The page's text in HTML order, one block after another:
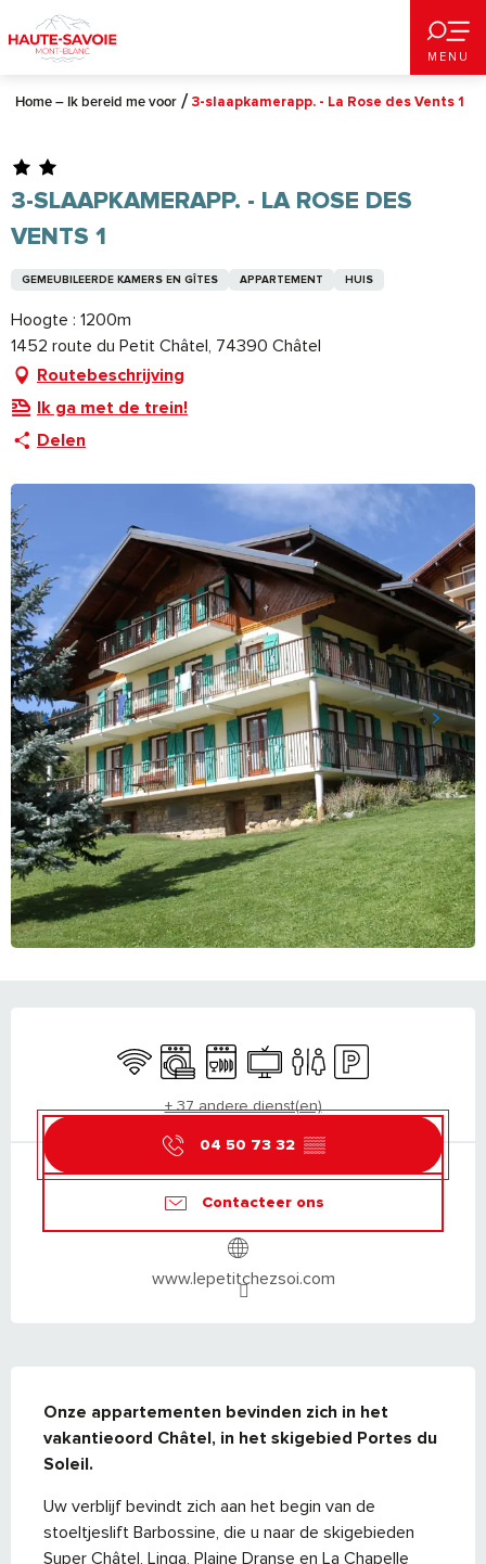
au
contenu
principal
MENU
Home – Ik bereid me voor 3-slaapkamerapp. - La Rose des Vents 1
3-SLAAPKAMERAPP. - LA ROSE DES
VENTS 1
GEMEUBILEERDE KAMERS EN GÎTES APPARTEMENT HUIS
Hoogte : 1200m
1452 route du Petit Châtel, 74390 Châtel
Routebeschrijving
Ik ga met de trein!
Delen
Wifi WasmachineVaatwassers
TelevisieToilettenParkeerplaats
+ 37 andere dienst(en)
04 50 73 32 ▒▒
Contacteer ons
www.lepetitchezsoi.com
Onze appartementen bevinden zich in het
vakantieoord Châtel, in het skigebied Portes du
Soleil.
Uw verblijf bevindt zich aan het begin van de
stoeltjeslift Barbossine, die u naar de skigebieden
Super Châtel, Linga, Plaine Dranse en La Chapelle